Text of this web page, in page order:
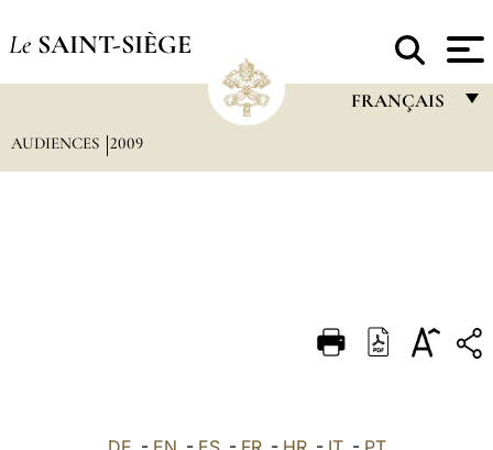
Le SAINT-SIÈGE
FRANÇAIS
DEUTSCH
العربيّة
AUDIENCES 2009